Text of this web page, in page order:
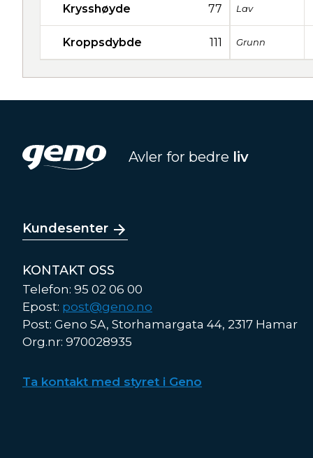
Krysshøyde 77 Lav
Kroppsdybde 111 Grunn
Avler for bedre liv
Kundesenter
KONTAKT OSS
Telefon: 95 02 06 00
Epost: post@geno.no
Post: Geno SA, Storhamargata 44, 2317 Hamar
Org.nr: 970028935
Ta kontakt med styret i Geno